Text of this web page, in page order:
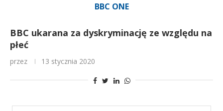
BBC ONE
BBC ukarana za dyskryminację ze względu na
płeć
przez 13 stycznia 2020